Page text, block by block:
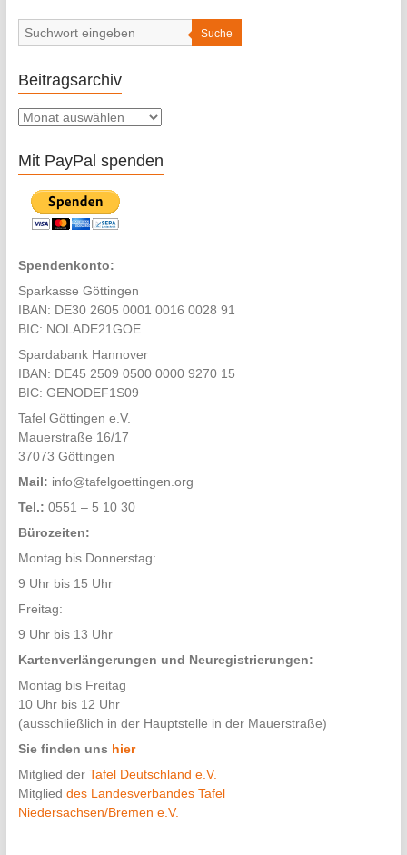
size.
size.
Suche
Beitragsarchiv
Beitragsarchiv
Mit PayPal spenden
Spendenkonto:
Sparkasse Göttingen
IBAN: DE30 2605 0001 0016 0028 91
BIC: NOLADE21GOE
Spardabank Hannover
IBAN: DE45 2509 0500 0000 9270 15
BIC: GENODEF1S09
Tafel Göttingen e.V.
Mauerstraße 16/17
37073 Göttingen
Mail: info@tafelgoettingen.org
Tel.: 0551 – 5 10 30
Bürozeiten:
Montag bis Donnerstag:
9 Uhr bis 15 Uhr
Freitag:
9 Uhr bis 13 Uhr
Kartenverlängerungen und Neuregistrierungen:
Montag bis Freitag
10 Uhr bis 12 Uhr
(ausschließlich in der Hauptstelle in der Mauerstraße)
Sie finden uns hier
Mitglied der Tafel Deutschland e.V.
Mitglied des Landesverbandes Tafel
Niedersachsen/Bremen e.V.